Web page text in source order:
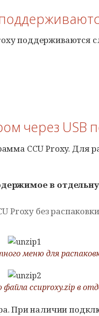
поддерживаются
через USB
CCU Proxy. Для
в
Proxy без
меню для
файлаccuproxy.zipв
При наличии